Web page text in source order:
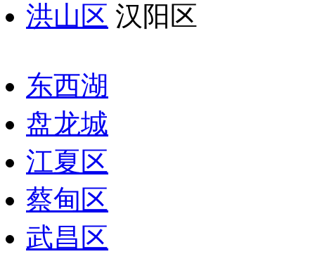
洪山区 汉阳区
东西湖
盘龙城
江夏区
蔡甸区
武昌区